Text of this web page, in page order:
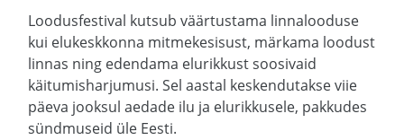
Loodusfestival kutsub väärtustama linnalooduse
kui elukeskkonna mitmekesisust, märkama loodust
linnas ning edendama elurikkust soosivaid
käitumisharjumusi. Sel aastal keskendutakse viie
päeva jooksul aedade ilu ja elurikkusele, pakkudes
sündmuseid üle Eesti.